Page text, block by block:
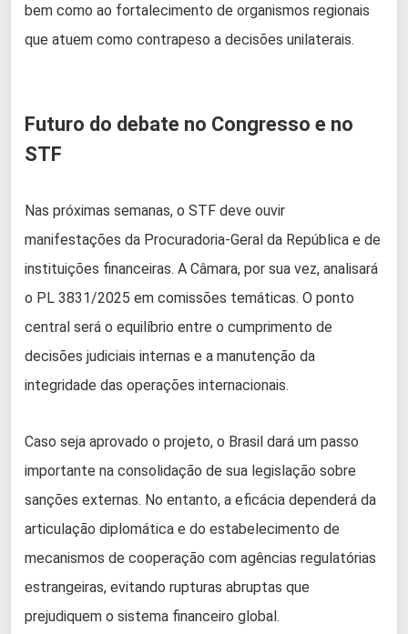
bem como ao fortalecimento de organismos regionais
que atuem como contrapeso a decisões unilaterais.
Futuro do debate no Congresso e no
STF
Nas próximas semanas, o STF deve ouvir
manifestações da Procuradoria-Geral da República e de
instituições financeiras. A Câmara, por sua vez, analisará
o PL 3831/2025 em comissões temáticas. O ponto
central será o equilíbrio entre o cumprimento de
decisões judiciais internas e a manutenção da
integridade das operações internacionais.
Caso seja aprovado o projeto, o Brasil dará um passo
importante na consolidação de sua legislação sobre
sanções externas. No entanto, a eficácia dependerá da
articulação diplomática e do estabelecimento de
mecanismos de cooperação com agências regulatórias
estrangeiras, evitando rupturas abruptas que
prejudiquem o sistema financeiro global.